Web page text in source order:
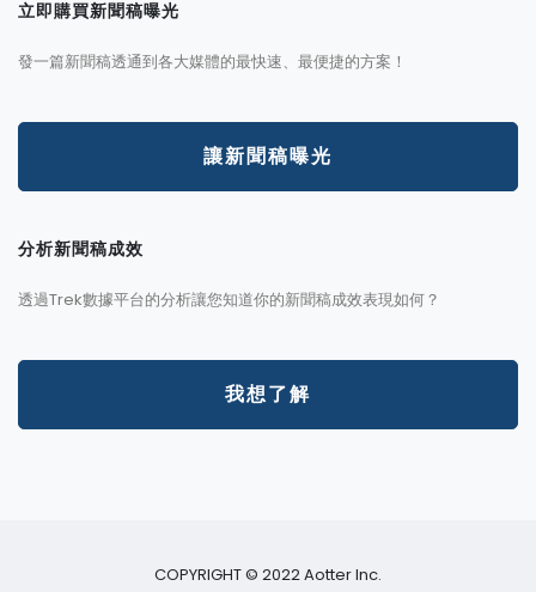
立即購買新聞稿曝光
發一篇新聞稿透通到各大媒體的最快速、最便捷的方案！
讓新聞稿曝光
分析新聞稿成效
透過Trek數據平台的分析讓您知道你的新聞稿成效表現如何？
我想了解
COPYRIGHT © 2022 Aotter Inc.